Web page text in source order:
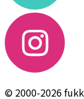
© 2000-2026